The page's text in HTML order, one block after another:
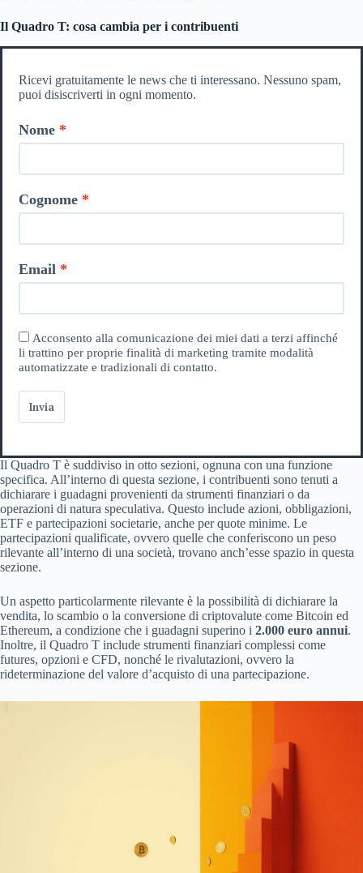
Il Quadro T: cosa cambia per i contribuenti
Ricevi gratuitamente le news che ti interessano. Nessuno spam,
puoi disiscriverti in ogni momento.
Nome
Cognome
Email
Acconsento alla comunicazione dei miei dati a terzi affinché
li trattino per proprie finalità di marketing tramite modalità
automatizzate e tradizionali di contatto.
Invia
Il Quadro T è suddiviso in otto sezioni, ognuna con una funzione
specifica. All’interno di questa sezione, i contribuenti sono tenuti a
dichiarare i guadagni provenienti da strumenti finanziari o da
operazioni di natura speculativa. Questo include azioni, obbligazioni,
ETF e partecipazioni societarie, anche per quote minime. Le
partecipazioni qualificate, ovvero quelle che conferiscono un peso
rilevante all’interno di una società, trovano anch’esse spazio in questa
sezione.
Un aspetto particolarmente rilevante è la possibilità di dichiarare la
vendita, lo scambio o la conversione di criptovalute come Bitcoin ed
Ethereum, a condizione che i guadagni superino i 2.000 euro annui.
Inoltre, il Quadro T include strumenti finanziari complessi come
futures, opzioni e CFD, nonché le rivalutazioni, ovvero la
rideterminazione del valore d’acquisto di una partecipazione.